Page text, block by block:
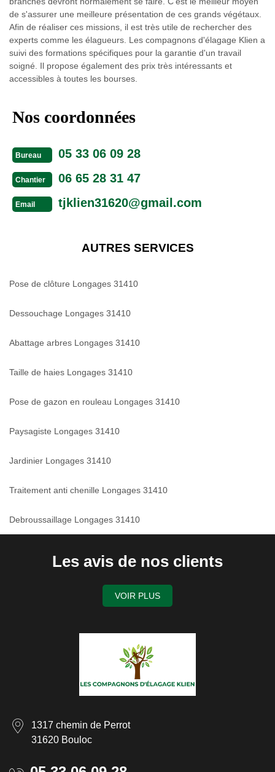
de s'assurer une meilleure présentation de ces grands végétaux.
Afin de réaliser ces missions, il est très utile de rechercher des
experts comme les élagueurs. Les compagnons d'élagage Klien a
suivi des formations spécifiques pour la garantie d'un travail
soigné. Il propose également des prix très intéressants et
accessibles à toutes les bourses.
Nos coordonnées
Bureau 05 33 06 09 28
Chantier 06 65 28 31 47
Email tjklien31620@gmail.com
AUTRES SERVICES
Pose de clôture Longages 31410
Dessouchage Longages 31410
Abattage arbres Longages 31410
Taille de haies Longages 31410
Pose de gazon en rouleau Longages 31410
Paysagiste Longages 31410
Jardinier Longages 31410
Traitement anti chenille Longages 31410
Debroussaillage Longages 31410
Les avis de nos clients
VOIR PLUS
1317 chemin de Perrot
31620 Bouloc